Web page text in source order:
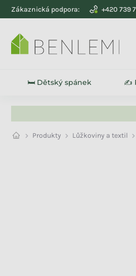
Přejít na obsah
Zákaznická podpora: +420 739
🛏️ Dětský spánek ✍️
Produkty Lůžkoviny a textil